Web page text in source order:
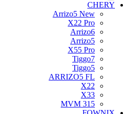
CHERY
Arrizo5 New
X22 Pro
Arrizo6
Arrizo5
X55 Pro
Tiggo7
Tiggo5
ARRIZO5 FL
X22
X33
MVM 315